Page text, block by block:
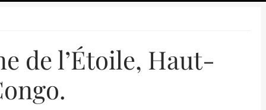
de l’Étoile, Haut-